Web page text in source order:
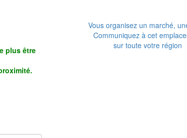
plus être
Vous organisez un marché,
Communiquez à cet
sur toute votre région